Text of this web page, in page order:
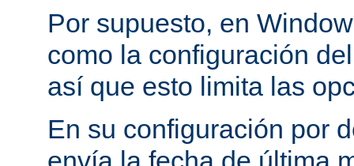
Por supuesto, en
como la configuración
así que esto limita las
En su configuración por